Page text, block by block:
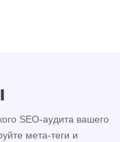
SEO-аудита вашего
мета-теги и